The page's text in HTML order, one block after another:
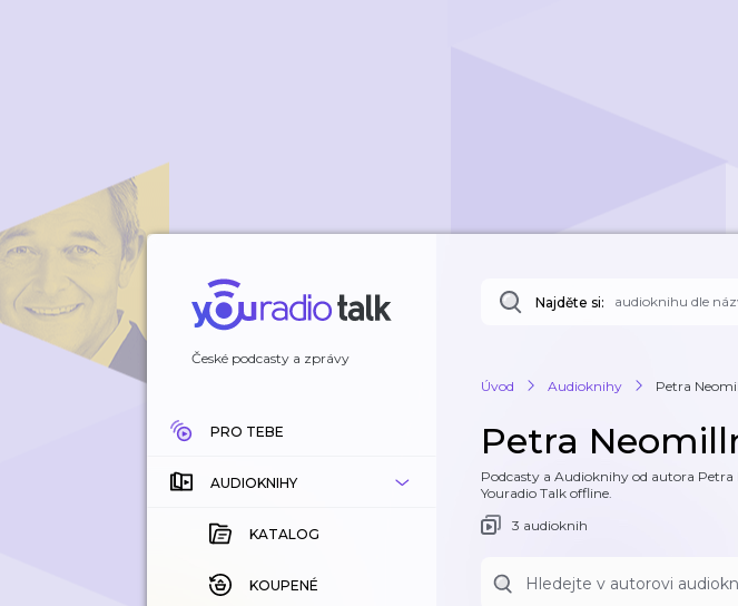
České podcasty a zprávy
PRO TEBE
AUDIOKNIHY
KATALOG
KOUPENÉ
Najděte si:
Úvod Audioknihy Petra
Petra
Podcasty a Audioknihy od autora Petra
Youradio Talk offline.
3 audioknih